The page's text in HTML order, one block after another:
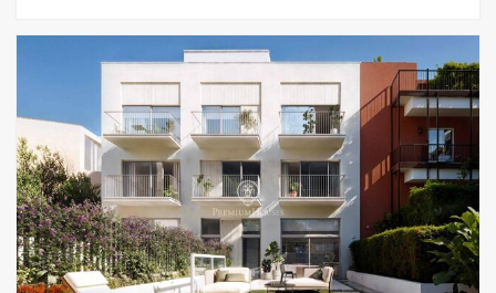
de reunión . En cuanto accedes a la vivienda, el espacioso
salón nos conecta con la terraza de 63 m² que rodea parte de
la planta. A un lado encontramos la cocina-office con
mobiliario equipado y electrodomésticos y a continuación la
zona de lavadero. La zona de noche se conforma por 4
habitaciones dobles, una en suite con un vestidor
independiente y baño con jacuzzi y las otras 3 habitaciones
comparten un baño común amplio y completo. Las
habitaciones tienen salida a la terraza. En esta misma planta
contamos con otra habitación y otro baño al que se accede
directamente desde el salón. Por último, subiendo las
escaleras, llegamos a la terraza de la planta superior que nos